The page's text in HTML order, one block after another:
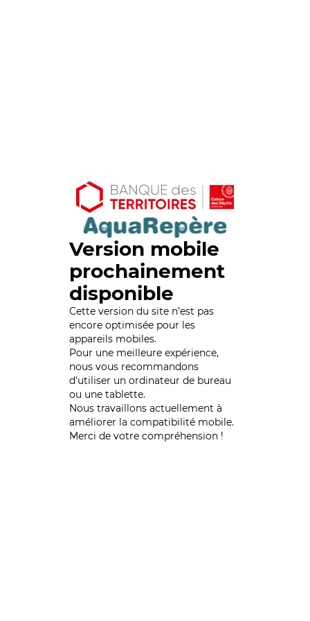
Version mobile
prochainement
disponible
Cette version du site n’est pas
encore optimisée pour les
appareils mobiles.
Pour une meilleure expérience,
nous vous recommandons
d'utiliser un ordinateur de bureau
ou une tablette.
Nous travaillons actuellement à
améliorer la compatibilité mobile.
Merci de votre compréhension !